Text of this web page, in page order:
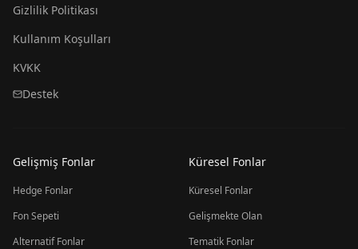
Gizlilik Politikası
Kullanım Koşulları
KVKK
Destek
Gelişmiş Fonlar
Hedge Fonlar
Fon Sepeti
Alternatif Fonlar
Küresel Fonlar
Küresel Fonlar
Gelişmekte Olan
Tematik Fonlar